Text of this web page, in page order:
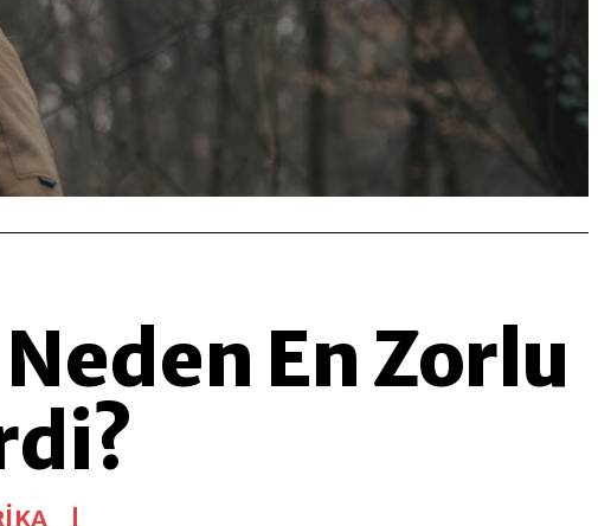
En Zorlu